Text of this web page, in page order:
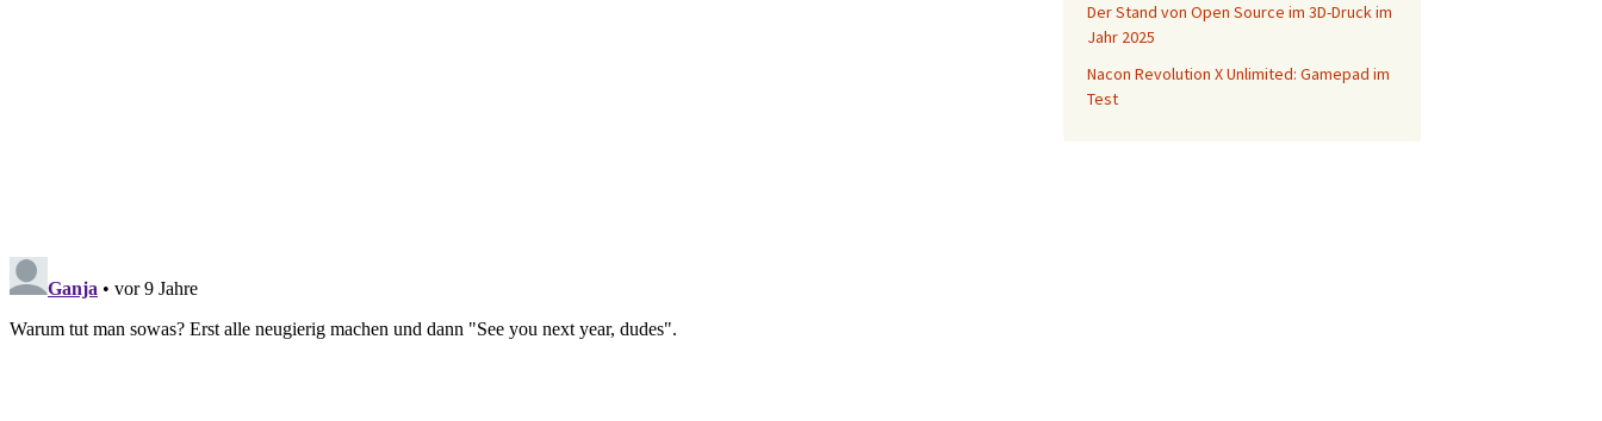
Der Stand von Open Source im 3D-Druck im
Jahr 2025
Nacon Revolution X Unlimited: Gamepad im
Test